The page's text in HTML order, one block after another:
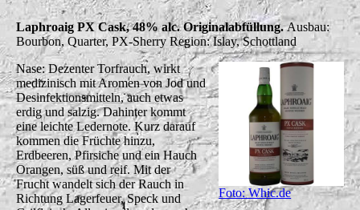
Laphroaig PX Cask, 48% alc. Originalabfüllung.Ausbau:
Bourbon, Quarter, PX-Sherry Region: Islay, Schottland
Foto: Whic.de
Nase: Dezenter Torfrauch, wirkt
medizinisch mit Aromen von Jod und
Desinfektionsmitteln, auch etwas
erdig und salzig. Dahinter kommt
eine leichte Ledernote. Kurz darauf
kommen die Früchte hinzu,
Erdbeeren, Pfirsiche und ein Hauch
Orangen, süß und reif. Mit der
Frucht wandelt sich der Rauch in
Richtung Lagerfeuer, Speck und